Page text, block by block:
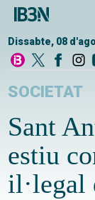
Dissabte, 08
SOCIETAT
Sant
estiu
il·legal